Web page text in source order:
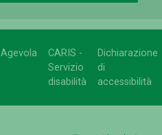
Agevola
CARIS -
Servizio
disabilità
Dichiarazione
di
accessibilità